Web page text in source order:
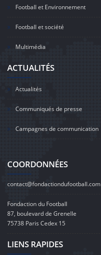
Football et Environnement
Football et société
Multimédia
ACTUALITÉS
Actualités
Communiqués de presse
Campagnes de communication
COORDONNÉES
contact@fondactiondufootball.com
Fondaction du Football
87, boulevard de Grenelle
75738 Paris Cedex 15
LIENS RAPIDES